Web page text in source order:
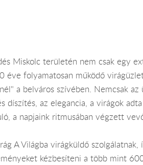
Miskolc területén nem csak egy
folyamatosan működő
a belváros szívében. Nemcsak
díszítés, az elegancia, a virágok
a napjaink ritmusában végzett
A Világba virágküldő
kézbesíteni a több mint